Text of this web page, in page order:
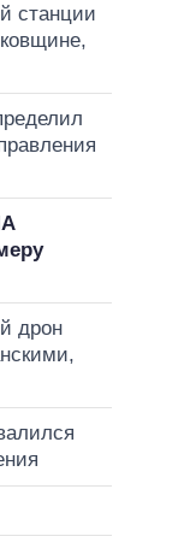
станции
дрон